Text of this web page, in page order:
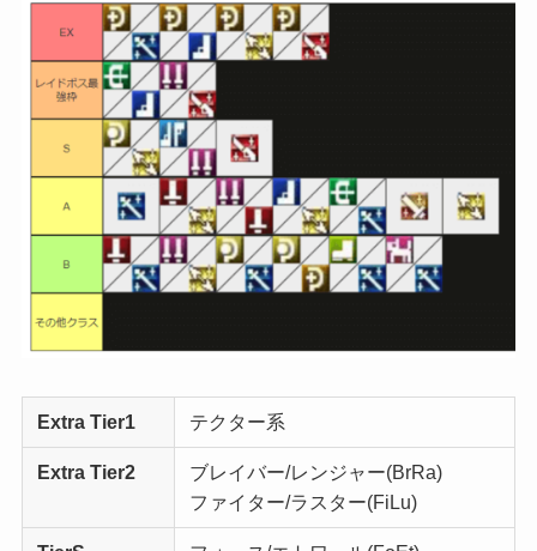
Extra Tier1 テクター系
Extra Tier2
ブレイバー/レンジャー(BrRa)
ファイター/ラスター(FiLu)